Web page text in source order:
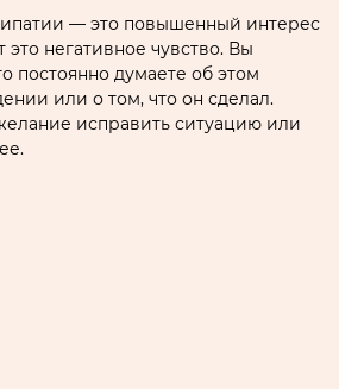
— это повышенный интерес
это негативное чувство. Вы
постоянно думаете об этом
или о том, что он сделал.
исправить ситуацию или